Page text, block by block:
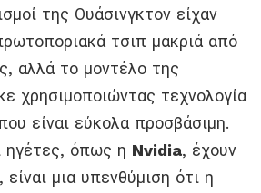
της Ουάσινγκτον είχαν
τσιπ μακριά από
αλλά το μοντέλο της
χρησιμοποιώντας τεχνολογία
είναι εύκολα προσβάσιμη.
ηγέτες, όπως η Nvidia, έχουν
μια υπενθύμιση ότι η